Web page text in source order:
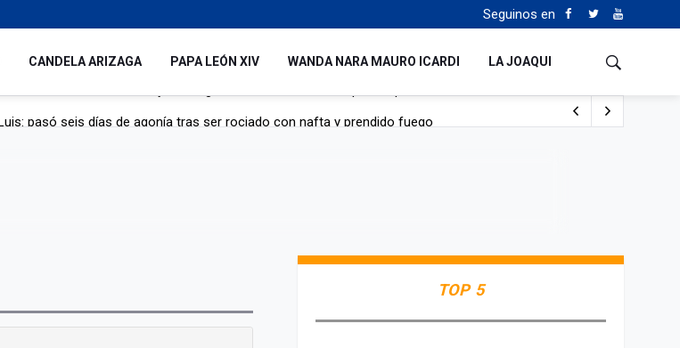
Seguinos en
CANDELA ARIZAGA PAPA LEÓN XIV WANDA NARA MAURO ICARDI LA JOAQUI
TOP 5